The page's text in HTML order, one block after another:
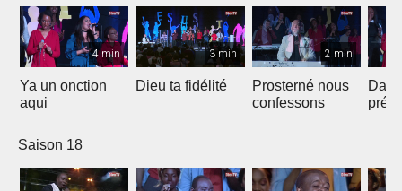
4 min
Ya un onction
aqui
3 min
Dieu ta fidélité
2 min
Prosterné nous
confessons
Saison 18